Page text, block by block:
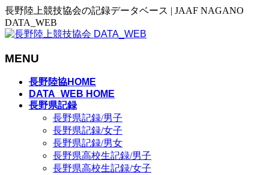
長野陸上競技協会の記録データベース | JAAF NAGANO
DATA_WEB
MENU
長野陸協HOME
DATA_WEB HOME
長野県記録
長野県記録/男子
長野県記録/女子
長野県記録/男女
長野県高校生記録/男子
長野県高校生記録/女子